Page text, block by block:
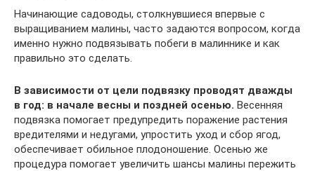
Начинающие садоводы, столкнувшиеся впервые с
выращиванием малины, часто задаются вопросом, когда
именно нужно подвязывать побеги в малиннике и как
правильно это сделать.
В зависимости от цели подвязку проводят дважды
в год: в начале весны и поздней осенью. Весенняя
подвязка помогает предупредить поражение растения
вредителями и недугами, упростить уход и сбор ягод,
обеспечивает обильное плодоношение. Осенью же
процедура помогает увеличить шансы малины пережить